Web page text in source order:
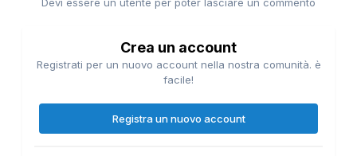
Crea un account
Registrati per un nuovo account nella nostra comunità. è
facile!
Registra un nuovo account